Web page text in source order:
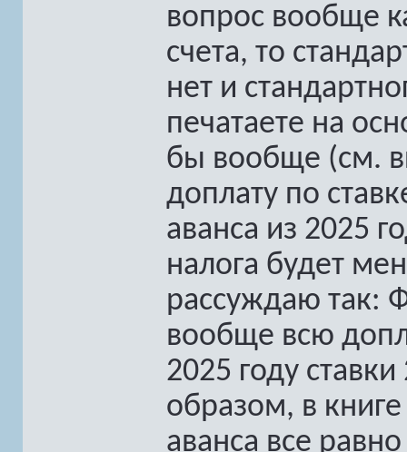
вопрос вообще
счета, то
нет и
печатаете на
бы вообще (см.
доплату по
аванса из 2025
налога будет
рассуждаю так:
вообще всю
2025 году
образом, в
аванса все